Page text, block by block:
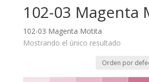
102-03 Magenta
102-03 Magenta Motita
Mostrando el único resultado